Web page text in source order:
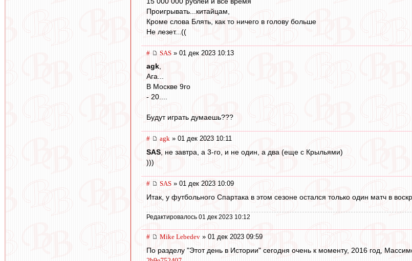
Проигрывать...китайцам,
Кроме слова Блять, как то ничего в голову больше
Не лезет...((
# SAS » 01 дек 2023 10:13
agk,
Ага...
В Москве 9го
- 20....
Будут играть думаешь???
# agk » 01 дек 2023 10:11
SAS , не завтра, а 3-го, и не один, а два (еще с Крыльями)
)))
# SAS » 01 дек 2023 10:09
Итак, у футбольного Спартака в этом сезоне остался только один матч в
Редактировалось 01 дек 2023 10:12
# Mike Lebedev » 01 дек 2023 09:59
По разделу "Этот день в Истории" сегодня очень к моменту, 2016 год,